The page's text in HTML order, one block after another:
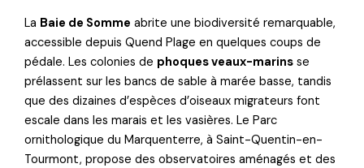
La Baie de Somme abrite une biodiversité remarquable,
accessible depuis Quend Plage en quelques coups de
pédale. Les colonies de phoques veaux-marins se
prélassent sur les bancs de sable à marée basse, tandis
que des dizaines d’espèces d’oiseaux migrateurs font
escale dans les marais et les vasières. Le Parc
ornithologique du Marquenterre, à Saint-Quentin-en-
Tourmont, propose des observatoires aménagés et des